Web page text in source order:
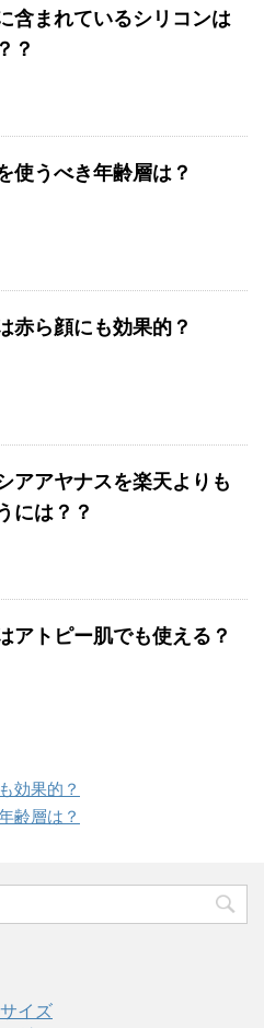
含まれているシリコンは
？
使うべき年齢層は？
赤ら顔にも効果的？
アアヤナスを楽天よりも
には？？
アトピー肌でも使える？
効果的？
齢層は？
イズ